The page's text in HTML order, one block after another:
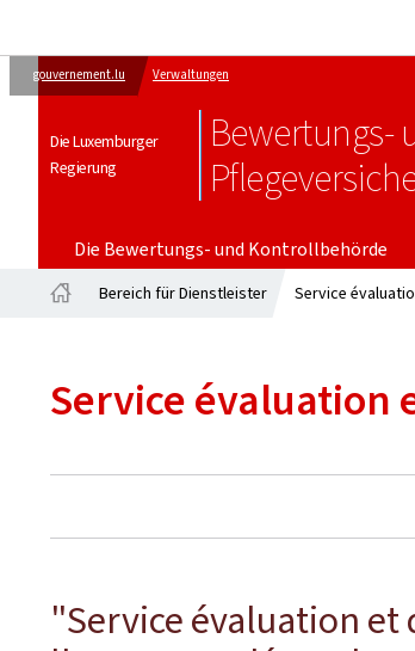
gouvernement.lu Verwaltungen
Die Luxemburger
Regierung
Bewertungs-
Die Bewertungs- und Kontrollbehörde
Bereich für Dienstleister Service
Service évaluation
"Service évaluation